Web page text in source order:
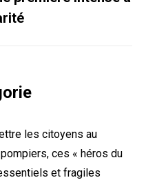
les citoyens au
ces « héros du
et fragiles